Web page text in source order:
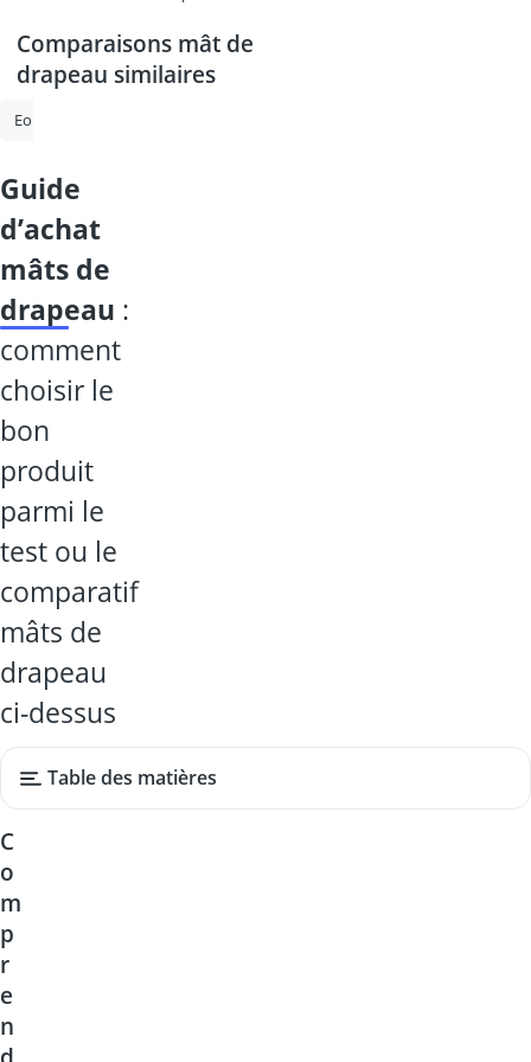
Comparaisons mât de
drapeau similaires
Eolienne
guide
d’achat
mâts de
drapeau :
comment
choisir le
bon
produit
parmi le
test ou le
comparatif
mâts de
drapeau
ci-dessus
Table des matières
C
o
m
p
r
e
n